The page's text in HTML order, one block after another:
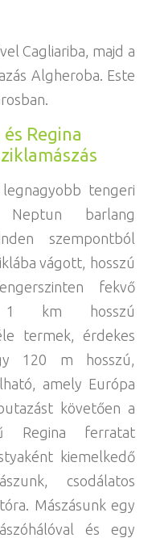
Cagliariba, majd a
Algheroba. Este
Regina
tengeri
barlang
szempontból
vágott, hosszú
fekvő
km hosszú
termek, érdekes
120 m hosszú,
amely Európa
követően a
Regina ferratat
kiemelkedő
csodálatos
Mászásunk egy
és egy